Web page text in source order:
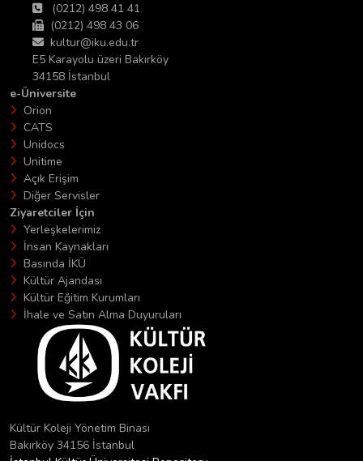
(0212) 498 41 41
(0212) 498 43 06
kultur@iku.edu.tr
E5 Karayolu üzeri Bakırköy
34158 İstanbul
e-Üniversite
Orion
CATS
Unidocs
Unitime
Açık Erişim
Diğer Servisler
Ziyaretciler İçin
Yerleşkelerimiz
İnsan Kaynakları
Basında İKÜ
Kültür Ajandası
Kültür Eğitim Kurumları
İhale ve Satın Alma Duyuruları
Kültür Koleji Yönetim Binası
Bakırköy 34156 İstanbul